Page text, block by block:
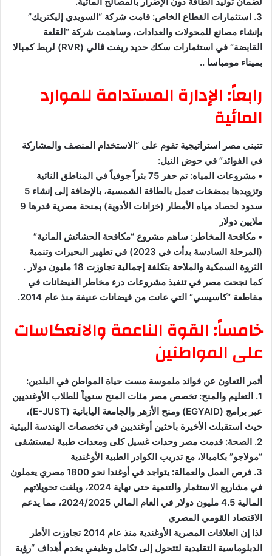
3. استثمارات القطاع الخاص: قامت شركة “السويدي إليكتريك”
بإنشاء مصانع للمحولات والعدادات، وساهمت شركة “القلعة
القابضة” في استثمارات سكك حديد ريفت ڤالي (RVR) لربط كمبالا
بميناء مومباسا ..
رابعاً: الإدارة المستدامة للموارد
المائية
تتبنى مصر استراتيجية تقوم على “الاستخدام المنصف والمشاركة
في الفوائد” في حوض النيل:
• مشروعات المياه: تم حفر 75 بئراً جوفياً في المناطق النائية
وتزويدها بمضخات تعمل بالطاقة الشمسية، بالإضافة إلى إنشاء 5
سدود لحصاد مياه الأمطار (خزانات الأدوية) بمنحة مصرية قدرها 9
ملايين دولار
• مكافحة المخاطر: ساهم مشروع “مكافحة الحشائش المائية”
(المرحلة السادسة بدأت في 2023) في تطهير البحيرات وتنمية
الثروة السمكية والملاحة بتكلفة إجمالية تجاوزت 18 مليون دولار .
كما نجحت مصر في تنفيذ مشروعات درء مخاطر الفيضانات في
مقاطعة “كاسيسي” التي عانت من فيضانات عنيفة منذ عام 2014.
خامساً: القوة الناعمة والانعكاسات
على المواطنين
أثمر التعاون عن فوائد ملموسة مست حياة المواطن في البلدين:
1. التعليم والمنح: تخصص مصر مئات المنح سنوياً للطلاب الأوغنديين
عبر برامج (EGYAID) ومنح الأزهر والجامعة اليابانية (E-JUST)،
حيث استقبلت الأخيرة باحثين أوغنديين في تخصصات الهندسة البيئية
2. الصحة: قدمت مصر وحدات غسيل كلى ومعدات طبية لمستشفى
“مولاجو” بكامبالا، مع تدريب الكوادر الطبية الأوغندية
3. فرص العمل والعمالة: يتواجد في أوغندا نحو 1800 مصري يعملون
في مشاريع الاستثمار والتنمية حتى نهاية 2024، وبلغت تحويلاتهم
المالية 4.5 مليون دولار في العام المالي 2024/2025، مما يدعم
الاقتصاد القومي المصري
لذا إن العلاقات المصرية الأوغندية منذ عام 2014 تجاوزت الأطر
الدبلوماسية التقليدية لتتحول إلى تكامل وظيفي يخدم أهداف “رؤية